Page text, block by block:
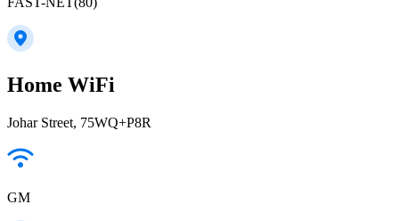
Home WiFi
Johar Street, 75WQ+P8R
GM